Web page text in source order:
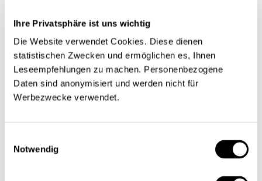
Ihre Privatsphäre ist uns wichtig
Die Website verwendet Cookies. Diese dienen
statistischen Zwecken und ermöglichen es, Ihnen
Leseempfehlungen zu machen. Personenbezogene
Daten sind anonymisiert und werden nicht für
Werbezwecke verwendet.
Notwendig
combinant trois sources:– un ensemble de 400 cas de faillite
constitué par Eco’Diagnostic/Observa (de 1996 à 2003) contenant
des informations qualitatives sur la marche des entreprises durant les
trois à quatre années précédant immédiatement la faillite;– les ratios
comptables pluriannuels d’une quarantaine d’entreprises ayant fait
faillite entre 1996 et 2005 transmis sous une forme totalement
anonyme par le Crédit Suisse;– l’information comptable
pluriannuelle anonyme sur plus de cent entreprises saines transmise
par l’Office fédéral de la statistique (OFS) et portant sur la
La dynamique du chiffre d’affaires et les